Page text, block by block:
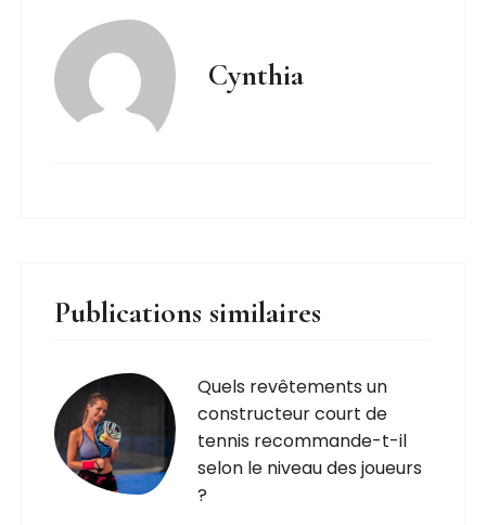
Cynthia
Publications similaires
Quels revêtements un
constructeur court de
tennis recommande-t-il
selon le niveau des joueurs
?